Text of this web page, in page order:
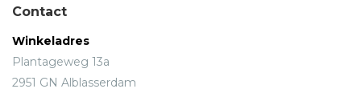
Contact
Winkeladres
Plantageweg 13a
2951 GN Alblasserdam